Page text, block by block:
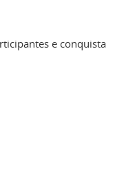
e conquista